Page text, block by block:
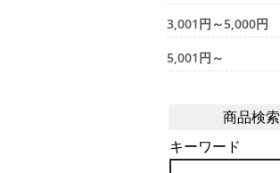
3,001円～5,000円
5,001円～
商品検索
キーワード